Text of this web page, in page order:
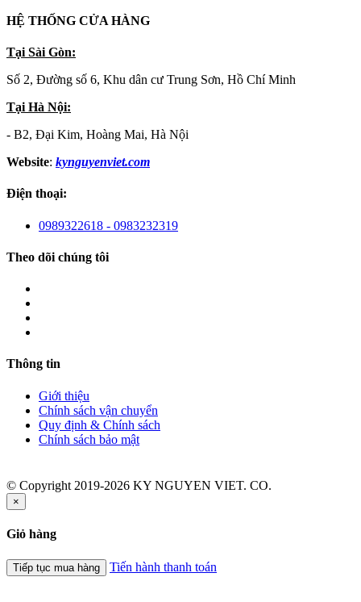
HỆ THỐNG CỬA HÀNG
Tại Sài Gòn:
Số 2, Đường số 6, Khu dân cư Trung Sơn, Hồ Chí Minh
Tại Hà Nội:
- B2, Đại Kim, Hoàng Mai, Hà Nội
Website: kynguyenviet.com
Điện thoại:
0989322618 - 0983232319
Theo dõi chúng tôi
Thông tin
Giới thiệu
Chính sách vận chuyển
Quy định & Chính sách
Chính sách bảo mật
© Copyright 2019-2026 KY NGUYEN VIET. CO.
×
Giỏ hàng
Tiếp tục mua hàng Tiến hành thanh toán